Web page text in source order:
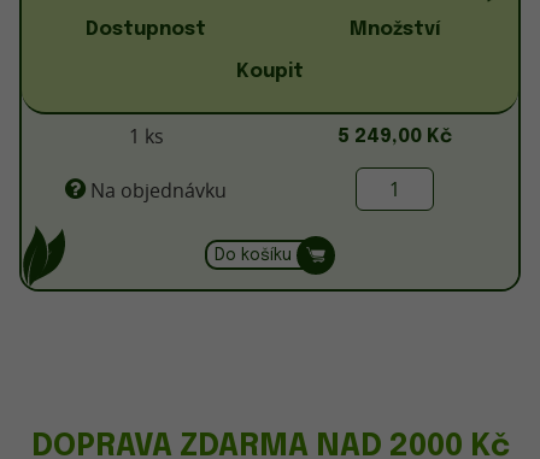
Dostupnost Množství
Koupit
1 ks 5 249,00 Kč
Na objednávku
Do košíku
DOPRAVA ZDARMA NAD 2000 Kč